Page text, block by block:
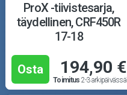
ProX -tiivistesarja,
täydellinen, CRF450R
17-18
Osta 194,90 €
Toimitus 2-3 arkipäivässä